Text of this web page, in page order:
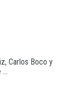
Carlos Boco y